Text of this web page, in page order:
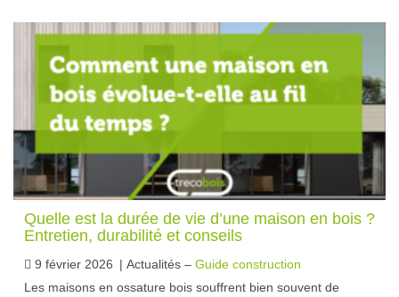
Quelle est la durée de vie d’une maison en bois ?
Entretien, durabilité et conseils
9 février 2026 | Actualités – Guide construction
Les maisons en ossature bois souffrent bien souvent de